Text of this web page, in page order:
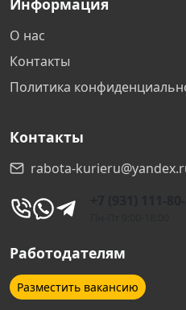
Информация
О нас
Контакты
Политика
Контакты
rabota-
Работодателям
Разместить вакансию